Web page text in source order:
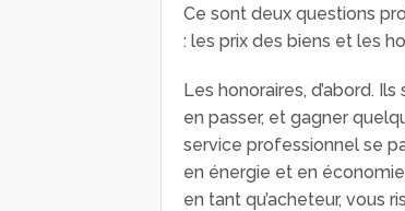
Ce sont deux questions
: les prix des biens et les
Les honoraires, d’abord.
en passer, et gagner
service professionnel se
en énergie et en
en tant qu’acheteur, vous